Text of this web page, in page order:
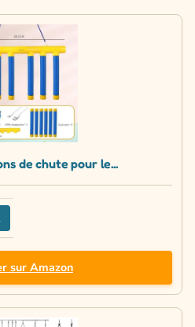
de chute pour le...
sur Amazon